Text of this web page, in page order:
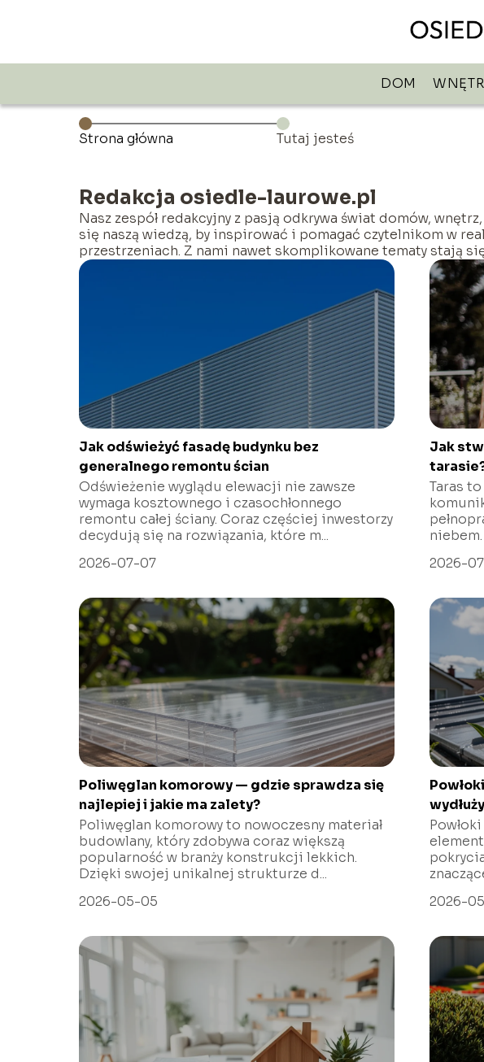
DOM
Strona główna Tutaj jesteś
Redakcja osiedle-laurowe.pl
Nasz zespół redakcyjny z pasją odkrywa świat domów,
się naszą wiedzą, by inspirować i pomagać czytelnikom w
przestrzeniach. Z nami nawet skomplikowane tematy stają
Jak odświeżyć fasadę budynku bez
generalnego remontu ścian
Odświeżenie wyglądu elewacji nie zawsze
wymaga kosztownego i czasochłonnego
remontu całej ściany. Coraz częściej inwestorzy
decydują się na rozwiązania, które m...
2026-07-07
Jak
Taras
2026-
Poliwęglan komorowy — gdzie sprawdza się
najlepiej i jakie ma zalety?
Poliwęglan komorowy to nowoczesny materiał
budowlany, który zdobywa coraz większą
popularność w branży konstrukcji lekkich.
Dzięki swojej unikalnej strukturze d...
2026-05-05
2026-